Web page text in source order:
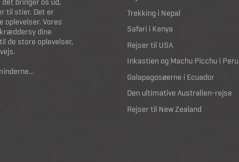
til stier. Det er
oplevelser. Vores
dine
de store oplevelser,
Trekking i Nepal
Safari i Kenya
Rejser til USA
Inkastien og Machu Picchu i Peru
Galapagosøerne i Ecuador
Den ultimative Australien-rejse
Rejser til New Zealand